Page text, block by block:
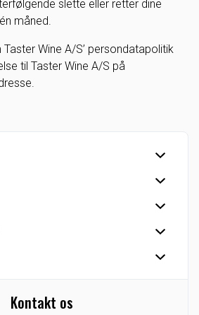
slette eller retter dine
måned.
Wine A/S’ persondatapolitik
til Taster Wine A/S på
Kontakt os